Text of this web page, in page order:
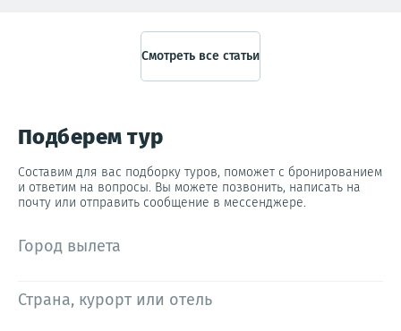
Справочник туриста
Смотреть все статьи
Подберем тур
Составим для вас подборку туров, поможет с бронированием
и ответим на вопросы. Вы можете позвонить, написать на
почту или отправить сообщение в мессенджере.
Город вылета
Страна, курорт или отель